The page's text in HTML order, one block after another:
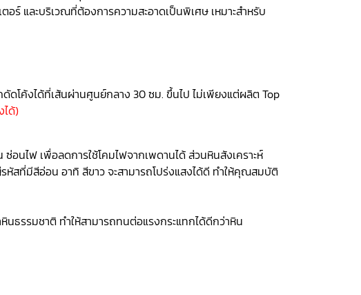
ร์ และบริเวณที่ต้องการความสะอาดเป็นพิเศษ เหมาะสำหรับ
ดโค้งได้ที่เส้นผ่านศูนย์กลาง 30 ซม. ขึ้นไป ไม่เพียงแต่ผลิต Top
ได้)
อนไฟ เพื่อลดการใช้โคมไฟจากเพดานได้ ส่วนหินสังเคราะห์
รหัสที่มีสีอ่อน อาทิ สีขาว จะสามารถโปร่งแสงได้ดี ทำให้คุณสมบัติ
นธรรมชาติ ทำให้สามารถทนต่อแรงกระแทกได้ดีกว่าหิน